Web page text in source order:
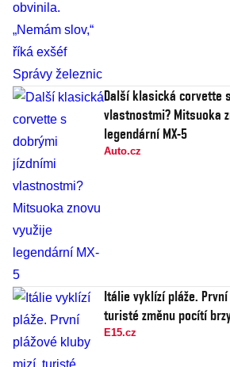
Další klasická corvette
vlastnostmi? Mitsuoka
legendární MX-5
Auto.cz
Itálie vyklízí pláže.
turisté změnu pocítí
E15.cz